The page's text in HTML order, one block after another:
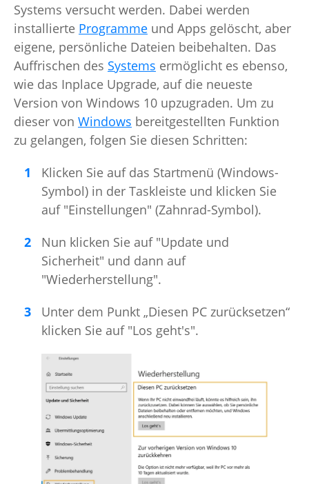
Systems versucht werden. Dabei werden
installierte Programme und Apps gelöscht, aber
eigene, persönliche Dateien beibehalten. Das
Auffrischen des Systems ermöglicht es ebenso,
wie das Inplace Upgrade, auf die neueste
Version von Windows 10 upzugraden. Um zu
dieser von Windows bereitgestellten Funktion
zu gelangen, folgen Sie diesen Schritten:
Klicken Sie auf das Startmenü (Windows-
Symbol) in der Taskleiste und klicken Sie
auf "Einstellungen" (Zahnrad-Symbol).
Nun klicken Sie auf "Update und
Sicherheit" und dann auf
"Wiederherstellung".
Unter dem Punkt „Diesen PC zurücksetzen“
klicken Sie auf "Los geht's".